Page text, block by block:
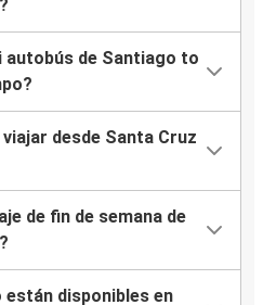
autobús de Santiago to
desde Santa Cruz
de fin de semana de
están disponibles en